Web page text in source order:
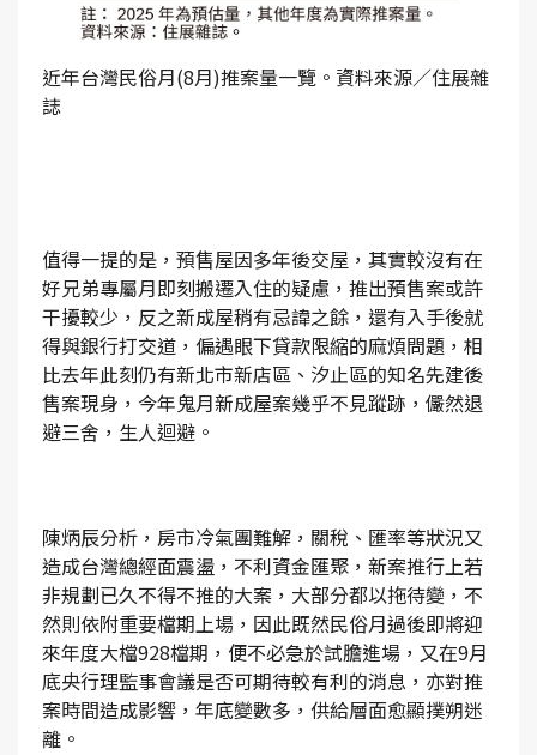
近年台灣民俗月(8月)推案量一覽。資料來源／住展雜
誌
值得一提的是，預售屋因多年後交屋，其實較沒有在
好兄弟專屬月即刻搬遷入住的疑慮，推出預售案或許
干擾較少，反之新成屋稍有忌諱之餘，還有入手後就
得與銀行打交道，偏遇眼下貸款限縮的麻煩問題，相
比去年此刻仍有新北市新店區、汐止區的知名先建後
售案現身，今年鬼月新成屋案幾乎不見蹤跡，儼然退
避三舍，生人迴避。
陳炳辰分析，房市冷氣團難解，關稅、匯率等狀況又
造成台灣總經面震盪，不利資金匯聚，新案推行上若
非規劃已久不得不推的大案，大部分都以拖待變，不
然則依附重要檔期上場，因此既然民俗月過後即將迎
來年度大檔928檔期，便不必急於試膽進場，又在9月
底央行理監事會議是否可期待較有利的消息，亦對推
案時間造成影響，年底變數多，供給層面愈顯撲朔迷
離。